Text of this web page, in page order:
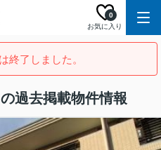
お気に入り
0
終了しました。
過去掲載物件情報